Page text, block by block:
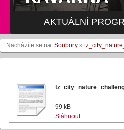
AKTUÁLNÍ
Nacházíte se na: Soubory »
99 kB
Stáhnout